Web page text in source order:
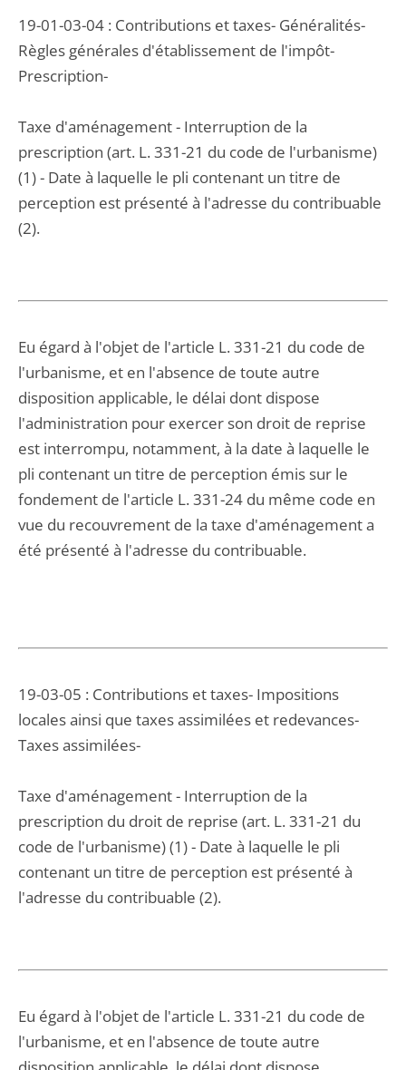
19-01-03-04 : Contributions et taxes- Généralités-
Règles générales d'établissement de l'impôt-
Prescription-
Taxe d'aménagement - Interruption de la
prescription (art. L. 331-21 du code de l'urbanisme)
(1) - Date à laquelle le pli contenant un titre de
perception est présenté à l'adresse du contribuable
(2).
Eu égard à l'objet de l'article L. 331-21 du code de
l'urbanisme, et en l'absence de toute autre
disposition applicable, le délai dont dispose
l'administration pour exercer son droit de reprise
est interrompu, notamment, à la date à laquelle le
pli contenant un titre de perception émis sur le
fondement de l'article L. 331-24 du même code en
vue du recouvrement de la taxe d'aménagement a
été présenté à l'adresse du contribuable.
19-03-05 : Contributions et taxes- Impositions
locales ainsi que taxes assimilées et redevances-
Taxes assimilées-
Taxe d'aménagement - Interruption de la
prescription du droit de reprise (art. L. 331-21 du
code de l'urbanisme) (1) - Date à laquelle le pli
contenant un titre de perception est présenté à
l'adresse du contribuable (2).
Eu égard à l'objet de l'article L. 331-21 du code de
l'urbanisme, et en l'absence de toute autre